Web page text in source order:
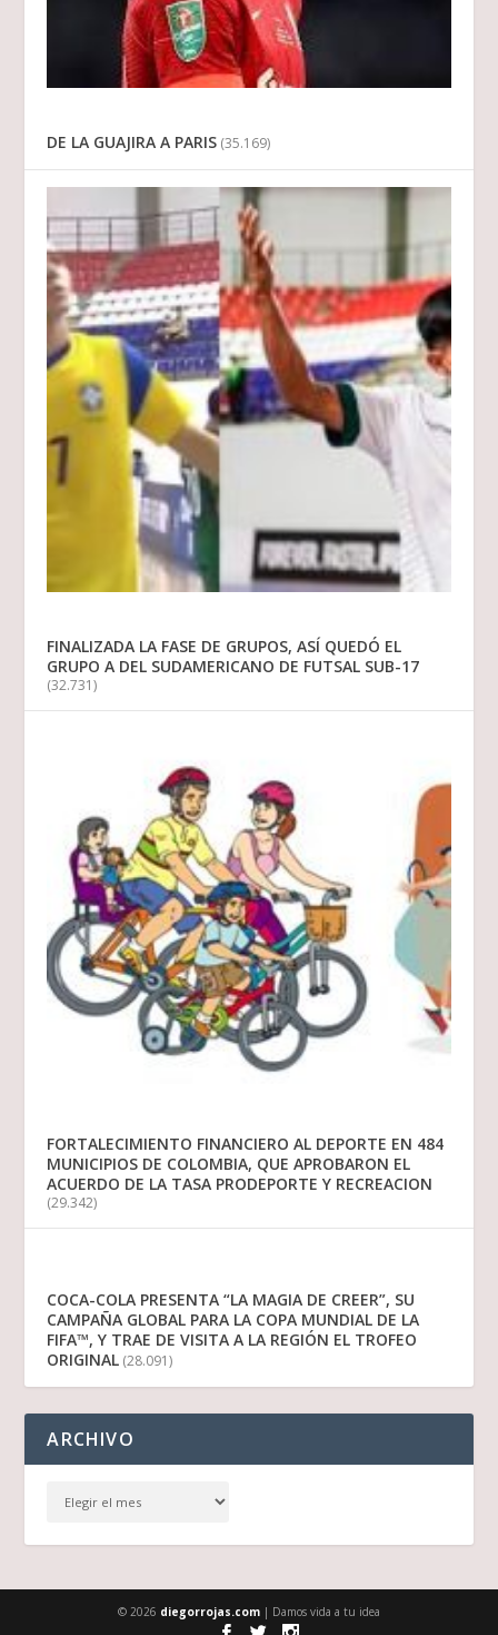
DE LA GUAJIRA A PARIS (35.169)
FINALIZADA LA FASE DE GRUPOS, ASÍ QUEDÓ EL
GRUPO A DEL SUDAMERICANO DE FUTSAL SUB-17
(32.731)
FORTALECIMIENTO FINANCIERO AL DEPORTE EN 484
MUNICIPIOS DE COLOMBIA, QUE APROBARON EL
ACUERDO DE LA TASA PRODEPORTE Y RECREACION
(29.342)
COCA-COLA PRESENTA “LA MAGIA DE CREER”, SU
CAMPAÑA GLOBAL PARA LA COPA MUNDIAL DE LA
FIFA™, Y TRAE DE VISITA A LA REGIÓN EL TROFEO
ORIGINAL (28.091)
ARCHIVO
© 2026 diegorrojas.com | Damos vida a tu idea